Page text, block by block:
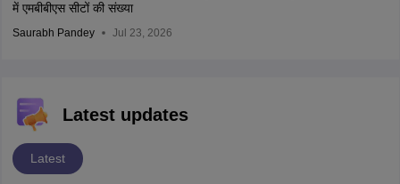
में एमबीबीएस सीटों की संख्या
Saurabh Pandey Jul 23, 2026
Latest updates
Latest